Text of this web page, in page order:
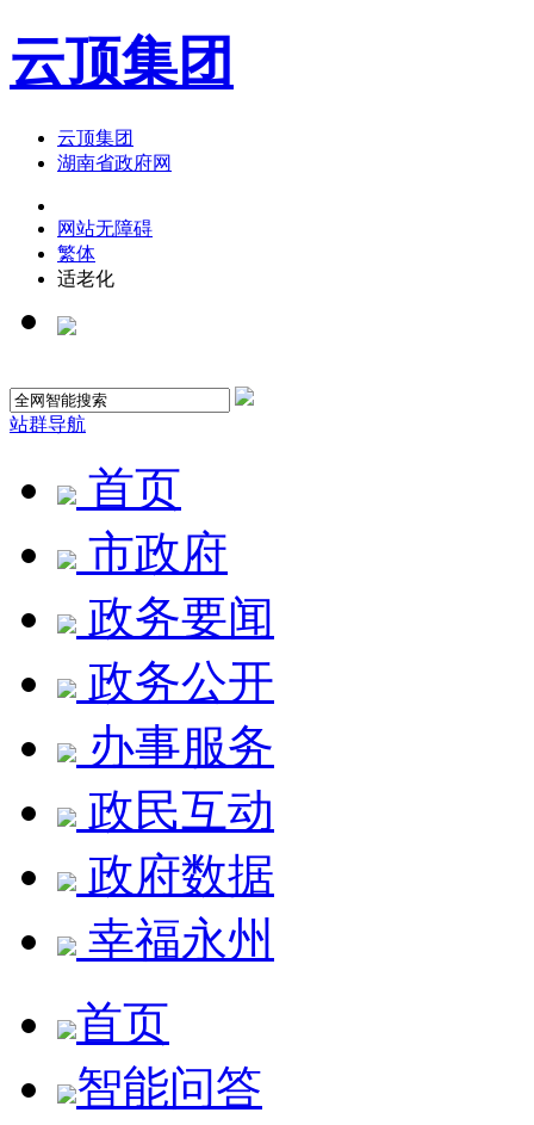
云顶集团
云顶集团
湖南省政府网
网站无障碍
繁体
适老化
站群导航
首页
市政府
政务要闻
政务公开
办事服务
政民互动
政府数据
幸福永州
首页
智能问答